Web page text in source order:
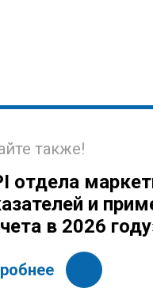
также!
отдела
и
в 2026